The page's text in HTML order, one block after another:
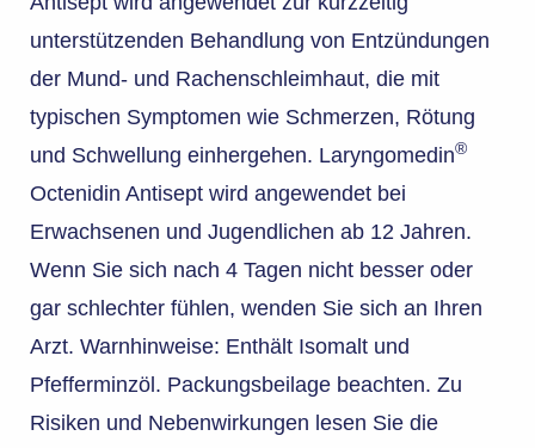
unterstützenden Behandlung von Entzündungen
der Mund- und Rachenschleimhaut, die mit
typischen Symptomen wie Schmerzen, Rötung
und Schwellung einhergehen. Laryngomedin®
Octenidin Antisept wird angewendet bei
Erwachsenen und Jugendlichen ab 12 Jahren.
Wenn Sie sich nach 4 Tagen nicht besser oder
gar schlechter fühlen, wenden Sie sich an Ihren
Arzt. Warnhinweise: Enthält Isomalt und
Pfefferminzöl. Packungsbeilage beachten. Zu
Risiken und Nebenwirkungen lesen Sie die